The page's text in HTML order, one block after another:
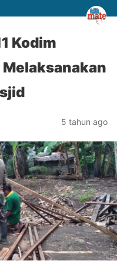
Kodim
5 tahun ago